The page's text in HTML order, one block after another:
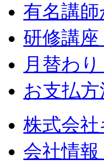
有名講
研修講座
月替わ
お支払
株式会
会社情報